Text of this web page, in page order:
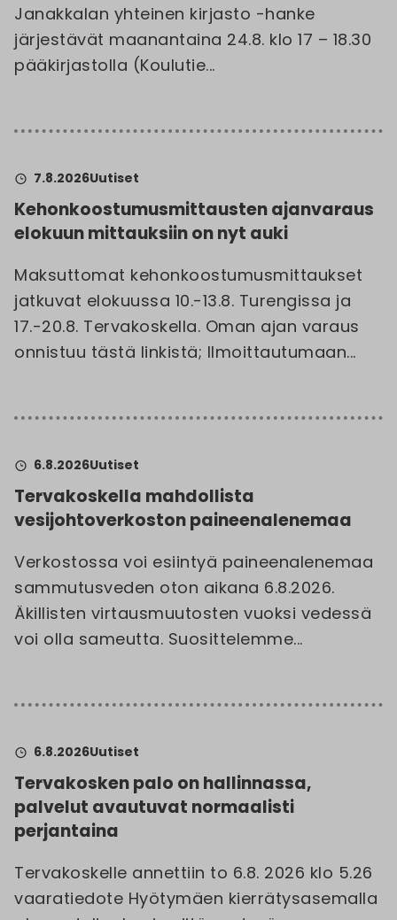
Janakkalan yhteinen kirjasto -hanke
järjestävät maanantaina 24.8. klo 17 – 18.30
pääkirjastolla (Koulutie...
7.8.2026Uutiset
Kehonkoostumusmittausten ajanvaraus
elokuun mittauksiin on nyt auki
Maksuttomat kehonkoostumusmittaukset
jatkuvat elokuussa 10.-13.8. Turengissa ja
17.-20.8. Tervakoskella. Oman ajan varaus
onnistuu tästä linkistä; Ilmoittautumaan...
6.8.2026Uutiset
Tervakoskella mahdollista
vesijohtoverkoston paineenalenemaa
Verkostossa voi esiintyä paineenalenemaa
sammutusveden oton aikana 6.8.2026.
Äkillisten virtausmuutosten vuoksi vedessä
voi olla sameutta. Suosittelemme...
6.8.2026Uutiset
Tervakosken palo on hallinnassa,
palvelut avautuvat normaalisti
perjantaina
Tervakoskelle annettiin to 6.8. 2026 klo 5.26
vaaratiedote Hyötymäen kierrätysasemalla